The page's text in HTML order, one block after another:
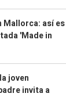
Mallorca: así es
'Made in
joven
invita a